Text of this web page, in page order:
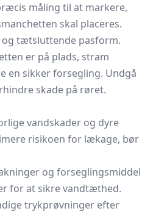
måling til at markere,
skal placeres.
tætsluttende pasform.
er på plads, stram
en sikker forsegling. Undgå
skade på røret.
vandskader og dyre
risikoen for lækage, bør
og forseglingsmiddel
for at sikre vandtæthed.
trykprøvninger efter